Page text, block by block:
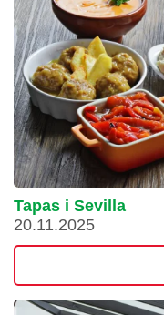
Tapas i Sevilla
20.11.2025